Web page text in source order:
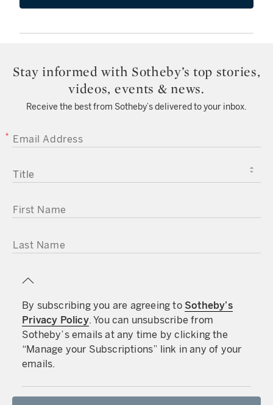
Stay informed with Sotheby’s top stories,
videos, events & news.
Receive the best from Sotheby’s delivered to your inbox.
EMAIL ADDRESS
TITLE
FIRST NAME
LAST NAME
By subscribing you are agreeing to Sotheby’s
Privacy Policy. You can unsubscribe from
Sotheby’s emails at any time by clicking the
“Manage your Subscriptions” link in any of your
emails.